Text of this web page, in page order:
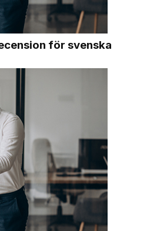
för svenska